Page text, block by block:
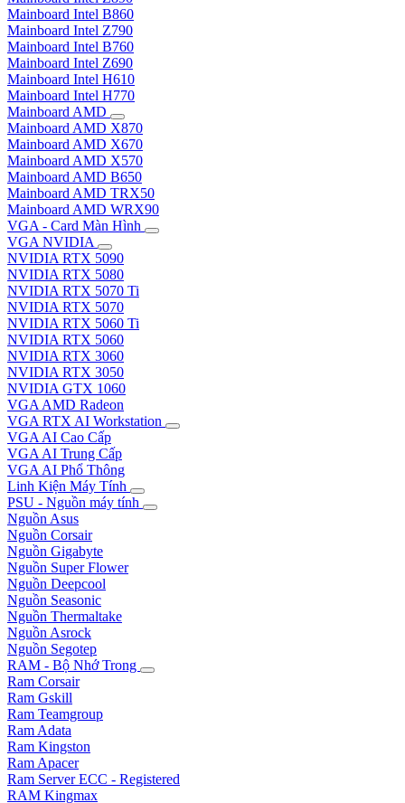
Mainboard Intel B860
Mainboard Intel Z790
Mainboard Intel B760
Mainboard Intel Z690
Mainboard Intel H610
Mainboard Intel H770
Mainboard AMD
Mainboard AMD X870
Mainboard AMD X670
Mainboard AMD X570
Mainboard AMD B650
Mainboard AMD TRX50
Mainboard AMD WRX90
VGA - Card Màn Hình
VGA NVIDIA
NVIDIA RTX 5090
NVIDIA RTX 5080
NVIDIA RTX 5070 Ti
NVIDIA RTX 5070
NVIDIA RTX 5060 Ti
NVIDIA RTX 5060
NVIDIA RTX 3060
NVIDIA RTX 3050
NVIDIA GTX 1060
VGA AMD Radeon
VGA RTX AI Workstation
VGA AI Cao Cấp
VGA AI Trung Cấp
VGA AI Phổ Thông
Linh Kiện Máy Tính
PSU - Nguồn máy tính
Nguồn Asus
Nguồn Corsair
Nguồn Gigabyte
Nguồn Super Flower
Nguồn Deepcool
Nguồn Seasonic
Nguồn Thermaltake
Nguồn Asrock
Nguồn Segotep
RAM - Bộ Nhớ Trong
Ram Corsair
Ram Gskill
Ram Teamgroup
Ram Adata
Ram Kingston
Ram Apacer
Ram Server ECC - Registered
RAM Kingmax